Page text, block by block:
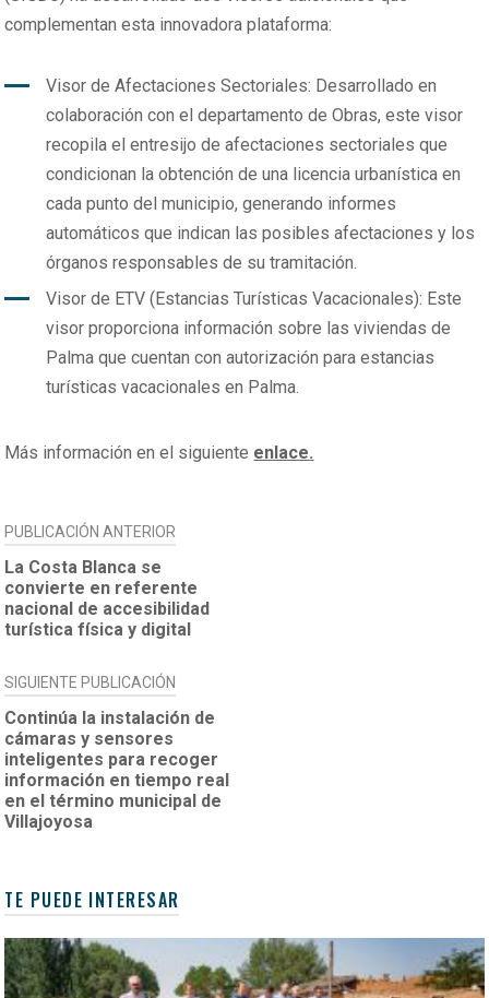
complementan esta innovadora plataforma:
Visor de Afectaciones Sectoriales: Desarrollado en
colaboración con el departamento de Obras, este visor
recopila el entresijo de afectaciones sectoriales que
condicionan la obtención de una licencia urbanística en
cada punto del municipio, generando informes
automáticos que indican las posibles afectaciones y los
órganos responsables de su tramitación.
Visor de ETV (Estancias Turísticas Vacacionales): Este
visor proporciona información sobre las viviendas de
Palma que cuentan con autorización para estancias
turísticas vacacionales en Palma.
Más información en el siguiente enlace.
NAVEGACIÓN
DE
ENTRADAS
PUBLICACIÓN ANTERIOR
La Costa Blanca se
convierte en referente
nacional de accesibilidad
turística física y digital
SIGUIENTE PUBLICACIÓN
Continúa la instalación de
cámaras y sensores
inteligentes para recoger
información en tiempo real
en el término municipal de
Villajoyosa
TE PUEDE INTERESAR